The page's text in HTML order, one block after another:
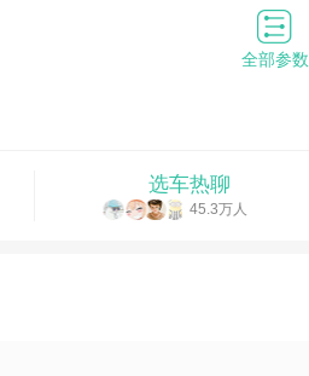
全部参数
选车热聊
45.3万人